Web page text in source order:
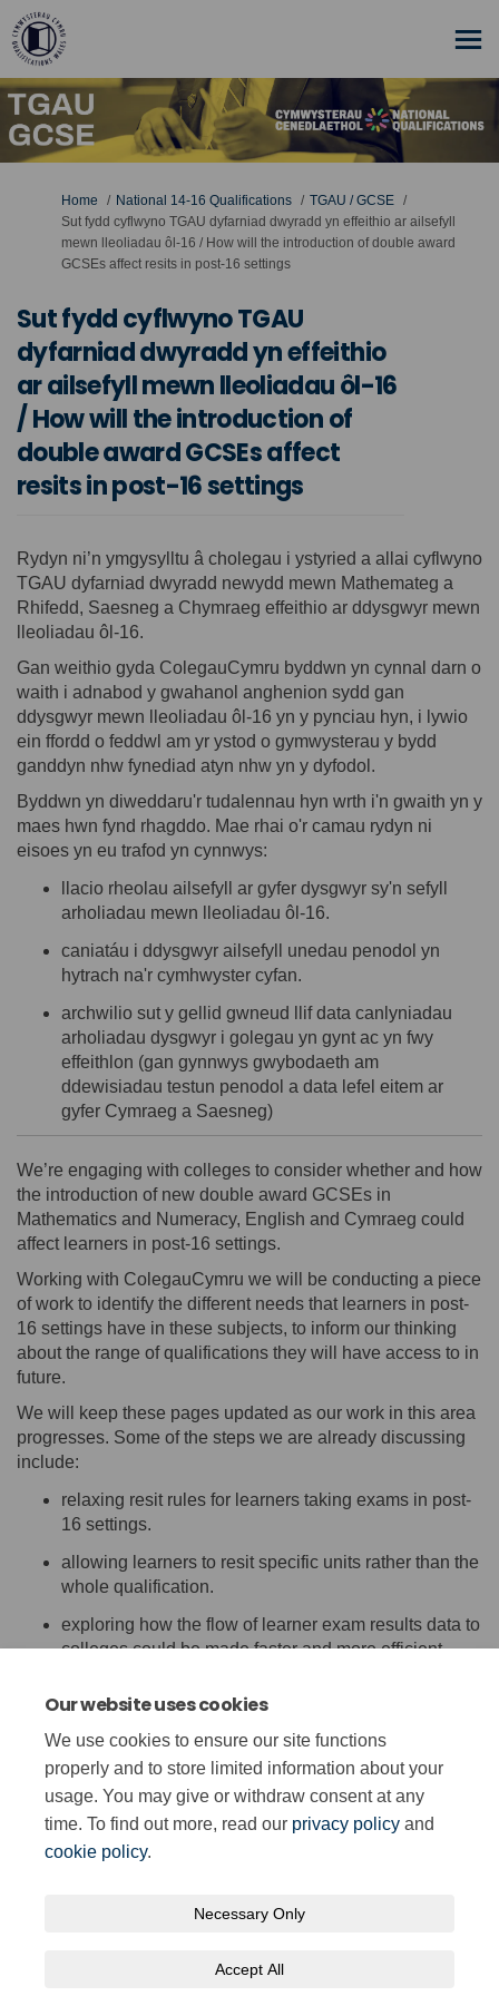
Our website uses cookies
We use cookies to ensure our site functions
properly and to store limited information about your
usage. You may give or withdraw consent at any
time. To find out more, read our privacy policy and
cookie policy.
Necessary Only
Accept All
You are here:
Home National 14-16 Qualifications
TGAU / GCSE
Sut fydd cyflwyno TGAU dyfarniad dwyradd yn effeithio ar ailsefyll
mewn lleoliadau ôl-16 / How will the introduction of double award
GCSEs affect resits in post-16 settings
Sut fydd cyflwyno TGAU
dyfarniad dwyradd yn effeithio
ar ailsefyll mewn lleoliadau ôl-16
/ How will the introduction of
double award GCSEs affect
resits in post-16 settings
Rydyn ni’n ymgysylltu â cholegau i ystyried a allai cyflwyno
TGAU dyfarniad dwyradd newydd mewn Mathemateg a
Rhifedd, Saesneg a Chymraeg effeithio ar ddysgwyr mewn
lleoliadau ôl-16.
Gan weithio gyda ColegauCymru byddwn yn cynnal darn o
waith i adnabod y gwahanol anghenion sydd gan
ddysgwyr mewn lleoliadau ôl-16 yn y pynciau hyn, i lywio
ein ffordd o feddwl am yr ystod o gymwysterau y bydd
ganddyn nhw fynediad atyn nhw yn y dyfodol.
Byddwn yn diweddaru'r tudalennau hyn wrth i'n gwaith yn y
maes hwn fynd rhagddo. Mae rhai o'r camau rydyn ni
eisoes yn eu trafod yn cynnwys:
llacio rheolau ailsefyll ar gyfer dysgwyr sy'n sefyll
arholiadau mewn lleoliadau ôl-16.
caniatáu i ddysgwyr ailsefyll unedau penodol yn
hytrach na'r cymhwyster cyfan.
archwilio sut y gellid gwneud llif data canlyniadau
arholiadau dysgwyr i golegau yn gynt ac yn fwy
effeithlon (gan gynnwys gwybodaeth am
ddewisiadau testun penodol a data lefel eitem ar
gyfer Cymraeg a Saesneg)
We’re engaging with colleges to consider whether and how
the introduction of new double award GCSEs in
Mathematics and Numeracy, English and Cymraeg could
affect learners in post-16 settings.
Working with ColegauCymru we will be conducting a piece
of work to identify the different needs that learners in post-
16 settings have in these subjects, to inform our thinking
about the range of qualifications they will have access to in
future.
We will keep these pages updated as our work in this area
progresses. Some of the steps we are already discussing
include:
relaxing resit rules for learners taking exams in post-
16 settings.
allowing learners to resit specific units rather than the
whole qualification.
exploring how the flow of learner exam results data to
colleges could be made faster and more efficient
level data for English and Cymraeg)
Categories:doubleaward,resit,dyfarniaddwbl,
GCSE,TGAU,post16, ol16